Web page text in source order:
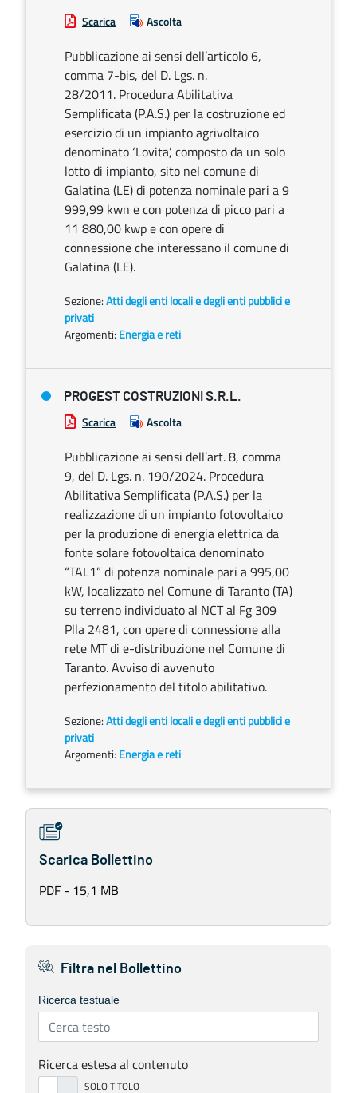
Scarica Ascolta
Pubblicazione ai sensi dell’articolo 6,
comma 7-bis, del D. Lgs. n.
28/2011. Procedura Abilitativa
Semplificata (P.A.S.) per la costruzione ed
esercizio di un impianto agrivoltaico
denominato ‘Lovita’, composto da un solo
lotto di impianto, sito nel comune di
Galatina (LE) di potenza nominale pari a 9
999,99 kwn e con potenza di picco pari a
11 880,00 kwp e con opere di
connessione che interessano il comune di
Galatina (LE).
Sezione:Atti degli enti locali e degli enti pubblici e
privati
Argomenti: Energia e reti
PROGEST COSTRUZIONI S.R.L.
Scarica Ascolta
Pubblicazione ai sensi dell’art. 8, comma
9, del D. Lgs. n. 190/2024. Procedura
Abilitativa Semplificata (P.A.S.) per la
realizzazione di un impianto fotovoltaico
per la produzione di energia elettrica da
fonte solare fotovoltaica denominato
“TAL1” di potenza nominale pari a 995,00
kW, localizzato nel Comune di Taranto (TA)
su terreno individuato al NCT al Fg 309
Plla 2481, con opere di connessione alla
rete MT di e-distribuzione nel Comune di
Taranto. Avviso di avvenuto
perfezionamento del titolo abilitativo.
Sezione:Atti degli enti locali e degli enti pubblici e
privati
Argomenti: Energia e reti
Scarica Bollettino
PDF - 15,1 MB
Filtra nel Bollettino
Ricerca testuale
Ricerca estesa al contenuto